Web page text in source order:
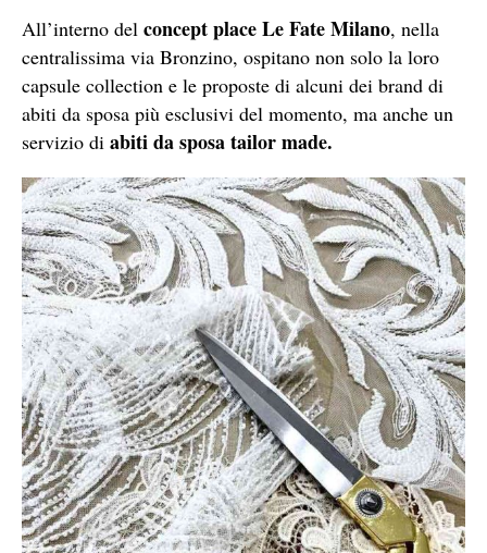
All’interno del concept place Le Fate Milano, nella
centralissima via Bronzino, ospitano non solo la loro
capsule collection e le proposte di alcuni dei brand di
abiti da sposa più esclusivi del momento, ma anche un
servizio di abiti da sposa tailor made.